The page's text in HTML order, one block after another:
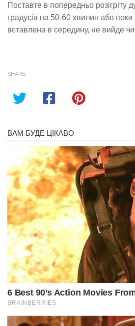
Поставте в попередньо розігріту
градусів на 50-60 хвилин або поки
вставлена ​​в середину, не вийде
SHARE